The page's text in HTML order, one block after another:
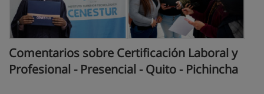
Comentarios sobre Certificación Laboral y
Profesional - Presencial - Quito - Pichincha